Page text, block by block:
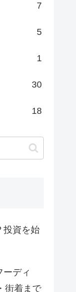
7
5
1
30
18
投資を始
ーディ
街着まで